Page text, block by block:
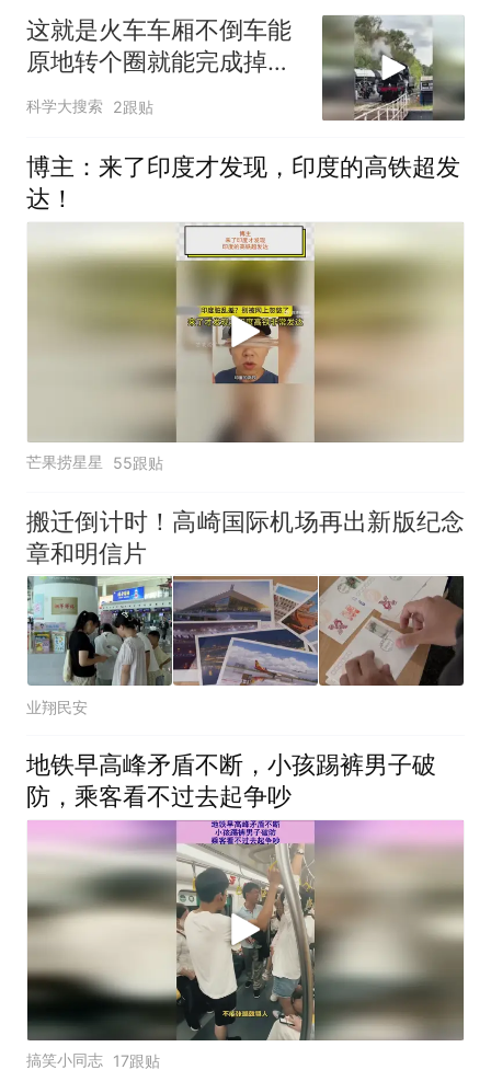
这就是火车车厢不倒车能
原地转个圈就能完成掉头
的原因
科学大搜索 2跟贴
博主：来了印度才发现，印度的高铁超发
达！
芒果捞星星 55跟贴
搬迁倒计时！高崎国际机场再出新版纪念
章和明信片
业翔民安
地铁早高峰矛盾不断，小孩踢裤男子破
防，乘客看不过去起争吵
搞笑小同志 17跟贴